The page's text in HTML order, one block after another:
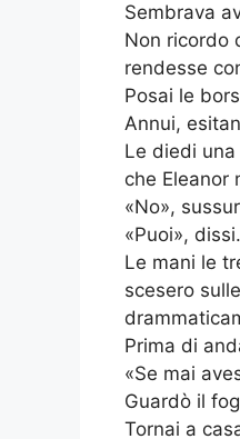
Sembrava
Non ricordo
rendesse
Posai le
Annui,
Le diedi
che Eleanor
«No»,
«Puoi»,
Le mani le
scesero
Prima di
«Se mai
Guardò il
Tornai a